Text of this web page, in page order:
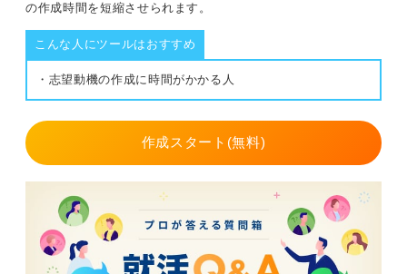
の作成時間を短縮させられます。
こんな人にツールはおすすめ
・志望動機の作成に時間がかかる人
作成スタート(無料)